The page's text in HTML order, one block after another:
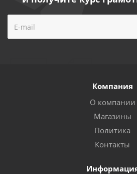
Компания
О компании
Магазины
Политика
Контакты